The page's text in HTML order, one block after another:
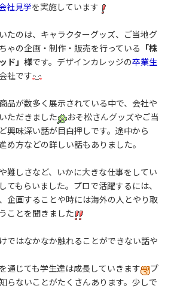
社見学を実施しています
たのは、キャラクターグッズ、ご当地グ
ゃの企画・制作・販売を行っている 「株
ド」様です。デザインカレッジの卒業生
社です
品が数多く展示されている中で、会社や
ただきました
おそ松さんグッズやご当
興味深い話が目白押しです。途中から
め方などの詳しい話もありました。
難しさなど、いかに大きな仕事をしてい
てもらいました。プロで活躍するには、
企画することや時には海外の人とやり取
ことを聞きました
ではなかなか触れることができない話や
通じても学生達は成長していきます
プ
らないことがたくさんあります。少しで